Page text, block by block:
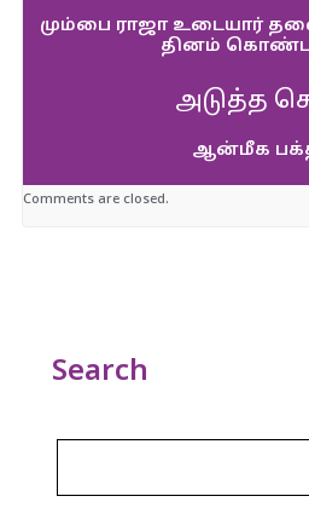
மும்பை ராஜா உடையார்
தினம்
அடுத்த
ஆன்மீக
Comments are closed.
Search